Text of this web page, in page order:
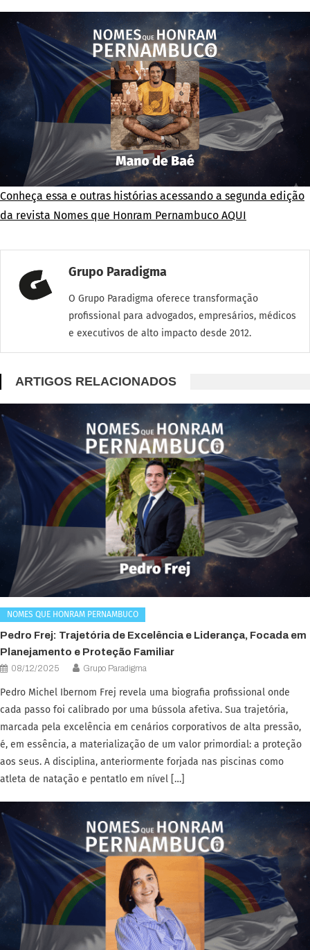
Conheça essa e outras histórias acessando a segunda edição
da revista Nomes que Honram Pernambuco AQUI
Grupo Paradigma
O Grupo Paradigma oferece transformação
profissional para advogados, empresários, médicos
e executivos de alto impacto desde 2012.
ARTIGOS RELACIONADOS
NOMES QUE HONRAM PERNAMBUCO
Pedro Frej: Trajetória de Excelência e Liderança, Focada em
Planejamento e Proteção Familiar
08/12/2025 Grupo Paradigma
Pedro Michel Ibernom Frej revela uma biografia profissional onde
cada passo foi calibrado por uma bússola afetiva. Sua trajetória,
marcada pela excelência em cenários corporativos de alta pressão,
é, em essência, a materialização de um valor primordial: a proteção
aos seus. A disciplina, anteriormente forjada nas piscinas como
atleta de natação e pentatlo em nível […]